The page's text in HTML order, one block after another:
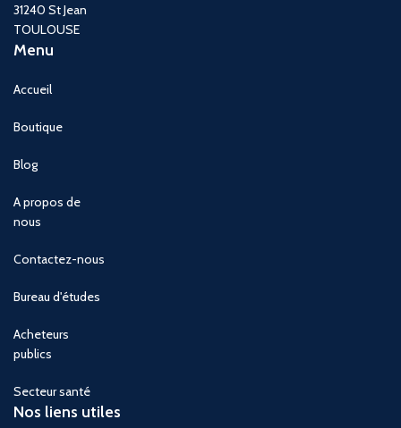
31240 St Jean
TOULOUSE
Menu
Accueil
Boutique
Blog
A propos de
nous
Contactez-nous
Bureau d'études
Acheteurs
publics
Secteur santé
Nos liens utiles